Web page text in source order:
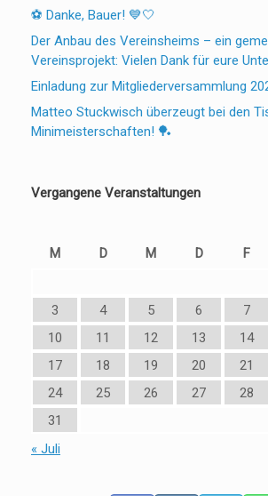
⚽ Danke, Bauer! 💙🤍
Der Anbau des Vereinsheims – ein
Vereinsprojekt: Vielen Dank für eure
Einladung zur Mitgliederversammlung
Matteo Stuckwisch überzeugt bei den
Minimeisterschaften! 🏓
Vergangene Veranstaltungen
M
D M D F
3
4 5 6 7
10
11 12 13 14
17
18 19 20 21
24
25 26 27 28
31
« Juli